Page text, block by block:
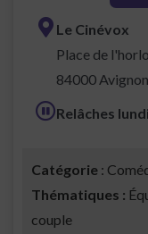
Le Cinévox
Place de
84000 Avignon
Relâches
Catégorie :
Thématiques :
couple